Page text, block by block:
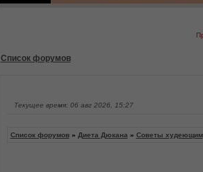
Список форумов
Текущее время: 06 авг 2026, 15:27
Список форумов» Диета Дюкана » Советы худеющим